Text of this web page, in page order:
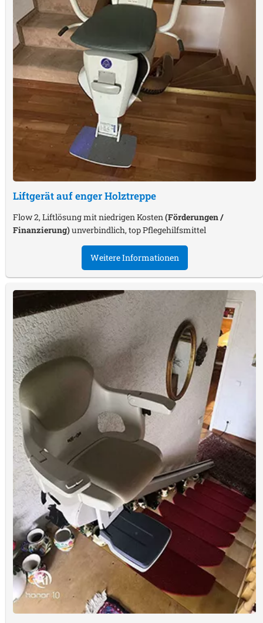
Liftgerät auf enger Holztreppe
Flow 2, Liftlösung mit niedrigen Kosten (Förderungen /
Finanzierung)unverbindlich, top Pflegehilfsmittel
Weitere Informationen